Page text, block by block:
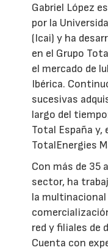
Gabriel López
por la
(Icai) y ha
en el Grupo
el mercado de
Ibérica.
sucesivas
largo del
Total España y,
TotalEnergies
Con más de 35
sector, ha
la
red y filiales de
Cuenta con